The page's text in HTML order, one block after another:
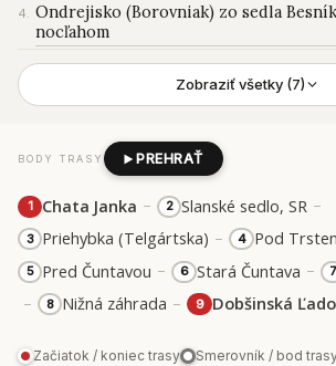
BODY TRASY PREHRAŤ
1 Chata Janka – 2 Slanské sedlo, SR –
3 Priehybka (Telgártska) – 4 Pod
5 Pred Čuntavou – 6 Stará Čuntava – 7
–
8 Nižná záhrada – 9 Dobšinská
Začiatok / koniec trasy
Smerovník / bod
Ondrejisko (Borovniak) zo sedla
nocľahom
Zobraziť všetky (7)